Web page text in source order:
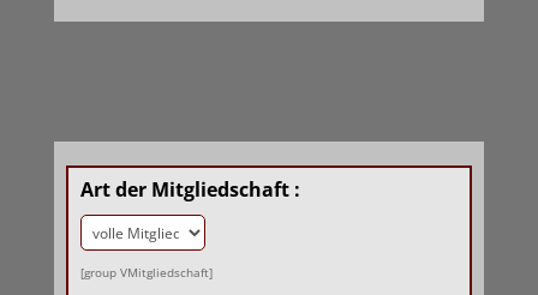
Art der Mitgliedschaft :
[group VMitgliedschaft]